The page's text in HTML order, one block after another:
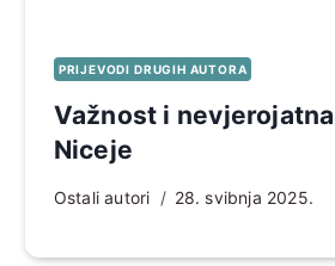
PRIJEVODI DRUGIH AUTORA
Važnost i
Niceje
Ostali autori 28. svibnja 2025.